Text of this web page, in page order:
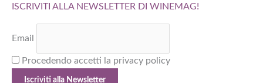
ISCRIVITI ALLA NEWSLETTER DI WINEMAG!
Email
Procedendo accetti la privacy policy